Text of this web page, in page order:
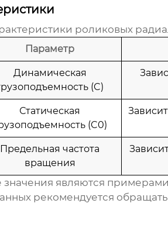
роликовых
Параметр
Динамическая
(C)
Статическая
(C0)
Предельная частота
вращения
значения являются
рекомендуется